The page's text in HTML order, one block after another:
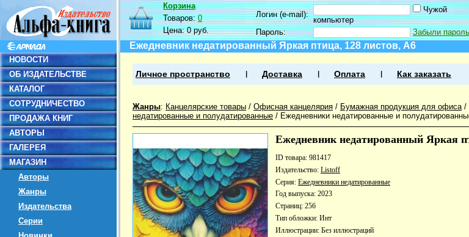
НОВОСТИ
ОБ ИЗДАТЕЛЬСТВЕ
КАТАЛОГ
СОТРУДНИЧЕСТВО
ПРОДАЖА КНИГ
АВТОРЫ
ГАЛЕРЕЯ
МАГАЗИН
Авторы
Жанры
Издательства
Серии
Корзина
Товаров:0
Цена:0 руб.
Логин (e-mail):
Чужой
компьютер
Пароль:
Забыли
Ежедневник недатированный Яркая птица, 128 листов, А6
Личное пространство Доставка Оплата Как заказать
Жанры: Канцелярские товары / Офисная канцелярия / Бумажная продукция для офиса/
недатированные и полудатированные / Ежедневники недатированные и
Ежедневник недатированный Яркая
ID товара: 981417
Издательство: Listoff
Серия: Ежедневники недатированные
Год выпуска: 2023
Страниц: 256
Тип обложки: Инт
Иллюстрации: Без иллюстраций